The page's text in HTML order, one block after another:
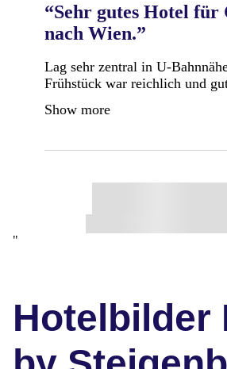
“Sehr gutes Hotel für
nach Wien.”
Lag sehr zentral in U-
Frühstück war reichlich und
Show more
"
Hotelbilder